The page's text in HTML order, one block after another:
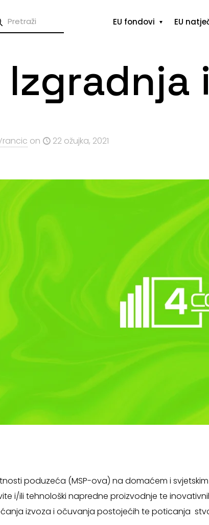
EU fondovi EU
Izgradnja
on 22 ožujka, 2021
poduzeća (MSP-ova) na domaćem i
i/ili tehnološki napredne proizvodnje te
izvoza i očuvanja postojećih te poticanja